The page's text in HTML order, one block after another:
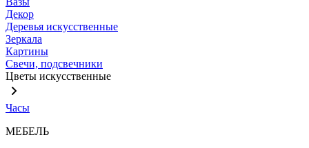
Декор
Деревья искусственные
Зеркала
Картины
Свечи, подсвечники
Цветы искусственные
Часы
МЕБЕЛЬ